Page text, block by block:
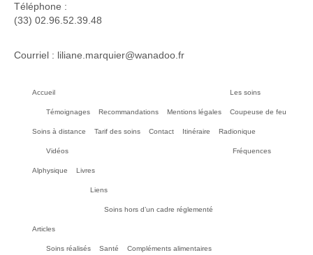
Téléphone :
(33) 02.96.52.39.48
Courriel : liliane.marquier@wanadoo.fr
Accueil
Témoignages Recommandations Mentions légales
Les soins
Coupeuse de feu
Soins à distance
Vidéos
Tarif des soins Contact Itinéraire Radionique
Fréquences
Alphysique Livres
Liens
Soins hors d’un cadre réglementé
Articles
Soins réalisés Santé Compléments alimentaires